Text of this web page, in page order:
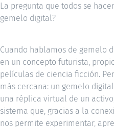
La pregunta que todos se
gemelo digital?
Cuando hablamos de gemelo
en un concepto futurista,
películas de ciencia ficción.
más cercana: un gemelo
una réplica virtual de un
sistema que, gracias a la
nos permite experimentar,